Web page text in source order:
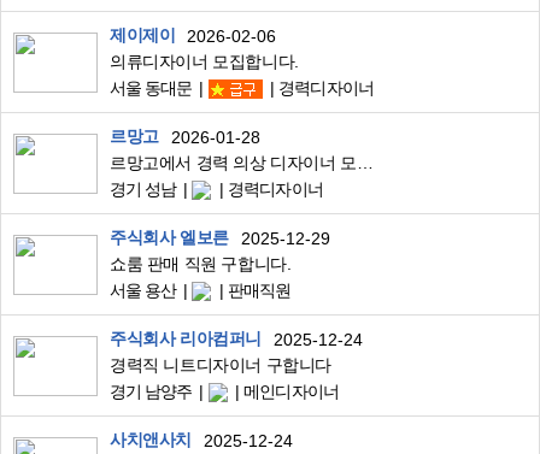
제이제이
2026-02-06
의류디자이너 모집합니다.
서울 동대문
경력디자이너
르망고
2026-01-28
경기 성남
경력디자이너
주식회사 엘보른
2025-12-29
쇼룸 판매 직원 구합니다.
서울 용산
판매직원
주식회사 리아컴퍼니
2025-12-24
경력직 니트디자이너 구합니다
경기 남양주
메인디자이너
사치앤사치
2025-12-24